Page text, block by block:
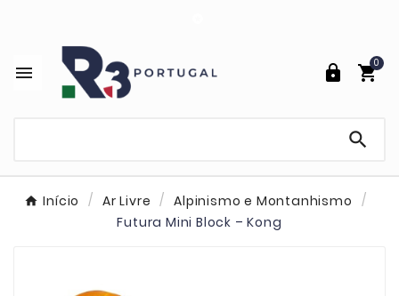
  
0

Início Ar Livre
Alpinismo e Montanhismo
Futura Mini Block – Kong